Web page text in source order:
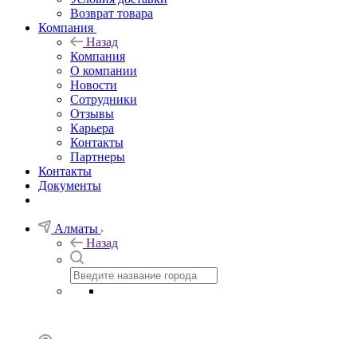
Возврат товара
Компания
Назад
Компания
О компании
Новости
Сотрудники
Отзывы
Карьера
Контакты
Партнеры
Контакты
Документы
Алматы
Назад